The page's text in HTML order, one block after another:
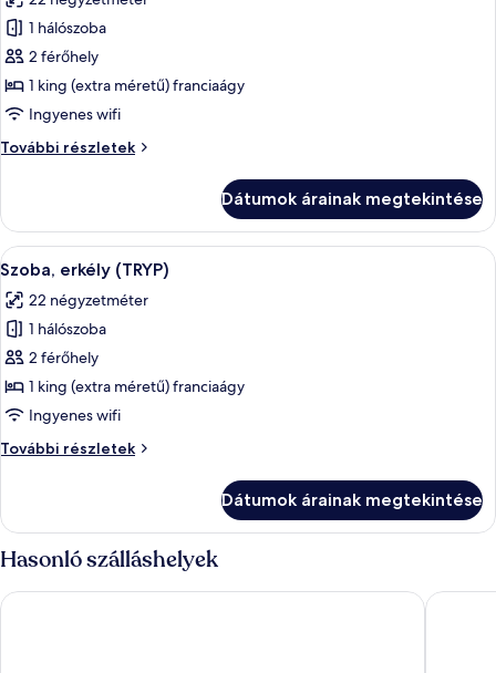
szoba
összes
képének
megtekintése:
Szoba
High
1 hálószoba
2 férőhely
1 king (extra méretű) franciaágy
Ingyenes wifi
További részletek
Szoba
további
részletei
Dátumok árainak megtekintése
A
következő
szoba
összes
képének
megtekintése:
Szoba,
(TRYP)
Pehelypaplan, minibár, széf a
5
Szoba, erkély (TRYP)
22 négyzetméter
1 hálószoba
2 férőhely
1 king (extra méretű) franciaágy
Ingyenes wifi
További részletek
Szoba,
részletei
Dátumok árainak megtekintése
Hasonló szálláshelyek
Millennium Place Barsha Heights Hotel